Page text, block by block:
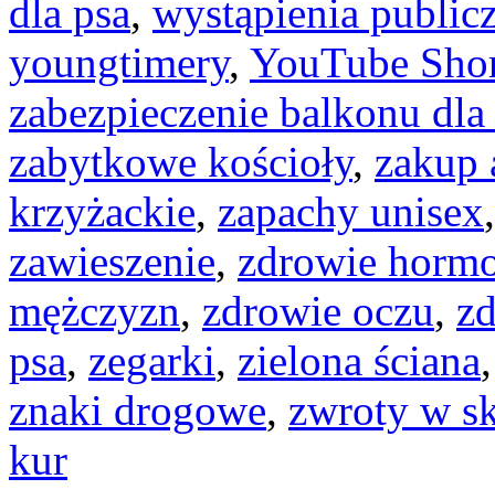
dla psa, wystąpienia
youngtimery, YouTube
zabezpieczenie balkonu
zabytkowe kościoły, zakup
krzyżackie, zapachy unisex
zawieszenie, zdrowie
mężczyzn, zdrowie oczu,
psa, zegarki, zielona ściana
znaki drogowe, zwroty w
kur